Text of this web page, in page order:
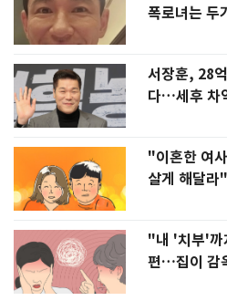
폭로녀는 두
서장훈, 28
다…세후 차
"이혼한 여
살게 해달
"내 '치부'까
편…집이 감